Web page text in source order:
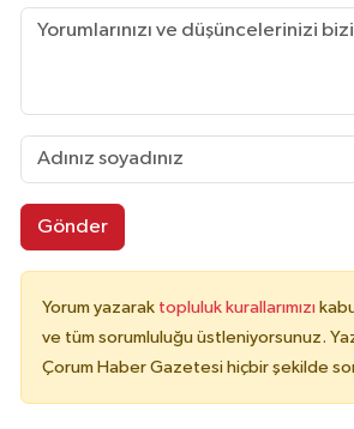
Gönder
Yorum yazarak topluluk kurallarımızı
ve tüm sorumluluğu üstleniyorsunuz.
Çorum Haber Gazetesi hiçbir şekilde